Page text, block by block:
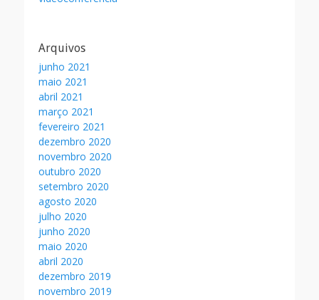
Arquivos
junho 2021
maio 2021
abril 2021
março 2021
fevereiro 2021
dezembro 2020
novembro 2020
outubro 2020
setembro 2020
agosto 2020
julho 2020
junho 2020
maio 2020
abril 2020
dezembro 2019
novembro 2019